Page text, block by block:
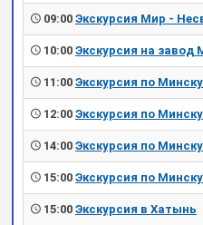
09:00 Экскурсия Мир -
10:00 Экскурсия на завод
11:00 Экскурсия по Минску
12:00 Экскурсия по Минску
14:00 Экскурсия по Минску
15:00 Экскурсия по Минску
15:00 Экскурсия в Хатынь